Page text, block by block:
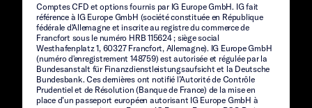
Comptes CFD et options fournis par IG Europe GmbH. IG fait
référence à IG Europe GmbH (société constituée en République
fédérale d'Allemagne et inscrite au registre du commerce de
Francfort sous le numéro HRB 115624 ; siège social
Westhafenplatz 1, 60327 Francfort, Allemagne). IG Europe GmbH
(numéro d'enregistrement 148759) est autorisée et régulée par la
Bundesanstalt für Finanzdienstleistungsaufsicht et la Deutsche
Bundesbank. Ces dernières ont notifié l’Autorité de Contrôle
Prudentiel et de Résolution (Banque de France) de la mise en
place d’un passeport européen autorisant IG Europe GmbH à